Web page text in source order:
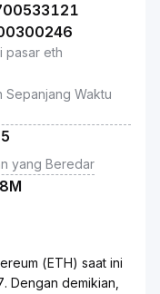
pasar eth
Sepanjang Waktu
yang Beredar
(ETH) saat ini
demikian,